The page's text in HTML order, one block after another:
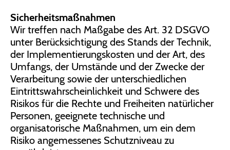
Sicherheitsmaßnahmen
Wir treffen nach Maßgabe des Art. 32 DSGVO
unter Berücksichtigung des Stands der Technik,
der Implementierungskosten und der Art, des
Umfangs, der Umstände und der Zwecke der
Verarbeitung sowie der unterschiedlichen
Eintrittswahrscheinlichkeit und Schwere des
Risikos für die Rechte und Freiheiten natürlicher
Personen, geeignete technische und
organisatorische Maßnahmen, um ein dem
Risiko angemessenes Schutzniveau zu